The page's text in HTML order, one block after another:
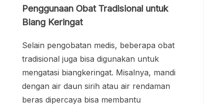
Penggunaan Obat Tradisional untuk
Biang Keringat
Selain pengobatan medis, beberapa obat
tradisional juga bisa digunakan untuk
mengatasi biangkeringat. Misalnya, mandi
dengan air daun sirih atau air rendaman
beras dipercaya bisa membantu